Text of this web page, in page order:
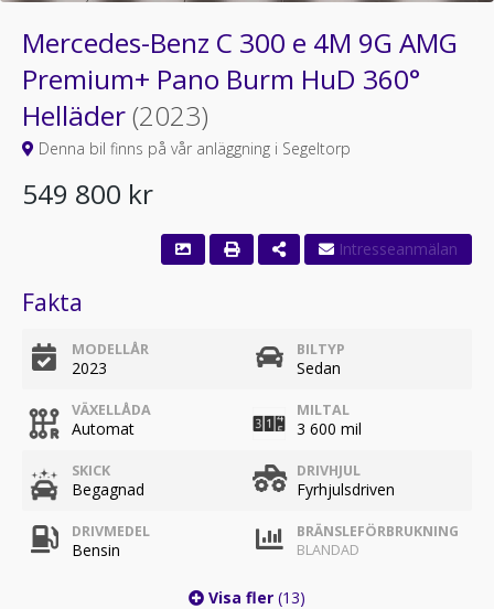
Mercedes-Benz C 300 e 4M 9G AMG
Premium+ Pano Burm HuD 360°
Helläder(2023)
Denna bil finns på vår anläggning i Segeltorp
549 800 kr
Fakta
MODELLÅR
2023
BILTYP
Sedan
VÄXELLÅDA
Automat
MILTAL
3 600 mil
SKICK
Begagnad
DRIVHJUL
Fyrhjulsdriven
DRIVMEDEL
Bensin
BRÄNSLEFÖRBRUKNING
BLANDAD
Visa fler (13)